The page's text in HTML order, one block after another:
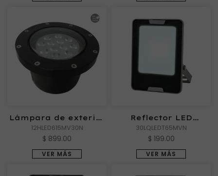
Lámpara de exterior
LED para empotrar
en piso, 12 W, Luz
zona costera
12HLED615MV30N
$ 899.00
VER MÁS
Reflector LED
Exterior ZIBAL III de
Luz de Día
30LQLEDT65MVN
$ 199.00
VER MÁS